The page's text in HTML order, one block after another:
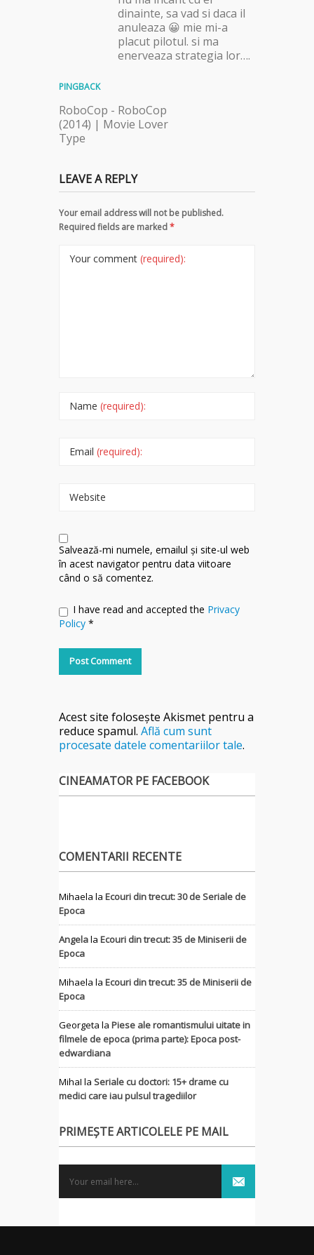
dinainte, sa vad si daca il
anuleaza 😀 mie mi-a
placut pilotul. si ma
enerveaza strategia lor….
PINGBACK
RoboCop - RoboCop
(2014) | Movie Lover
Type
LEAVE A REPLY
Your email address will not be published.
Required fields are marked*
Your comment (required):
Name (required):
Email (required):
Website
Salvează-mi numele, emailul și site-ul web
în acest navigator pentru data viitoare
când o să comentez.
I have read and accepted the Privacy
Policy *
Acest site folosește Akismet pentru a
reduce spamul. Află cum sunt
procesate datele comentariilor tale.
CINEAMATOR PE FACEBOOK
COMENTARII RECENTE
Mihaela la Ecouri din trecut: 30 de Seriale de
Epoca
Angelala Ecouri din trecut: 35 de Miniserii de
Epoca
Mihaela la Ecouri din trecut: 35 de Miniserii de
Epoca
Georgeta la Piese ale romantismului uitate in
filmele de epoca (prima parte): Epoca post-
edwardiana
MihaI la Seriale cu doctori: 15+ drame cu
medici care iau pulsul tragediilor
PRIMEȘTE ARTICOLELE PE MAIL